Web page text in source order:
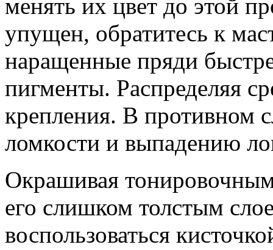
менять их цвет до этой
упущен, обратитесь к
наращенные пряди
пигменты. Распределяя
крепления. В противном
ломкости и выпадению
Окрашивая
его слишком толстым
воспользоваться